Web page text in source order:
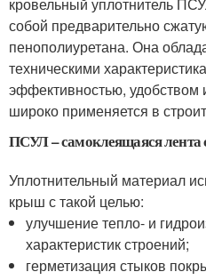
собой предварительно
пенополиуретана. Она
техническими
эффективностью, удобством
широко применяется в
ПСУЛ – самоклеящаяся
Уплотнительный материал
крыш с такой целью:
улучшение тепло- и
характеристик строений;
герметизация стыков